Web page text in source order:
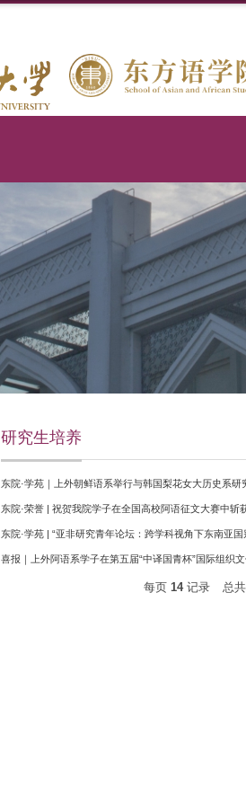
研究生培养
东院·学苑｜上外朝鲜语系举行与韩国梨花女大历史系研
东院·荣誉 | 祝贺我院学子在全国高校阿语征文大赛中斩
东院·学苑 | “亚非研究青年论坛：跨学科视角下东南亚国
喜报｜上外阿语系学子在第五届“中译国青杯”国际组织文
每页 14记录 总共